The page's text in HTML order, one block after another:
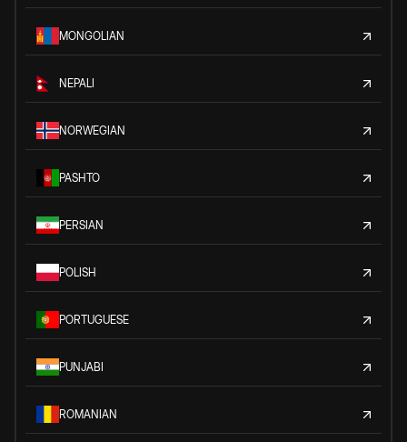
MONGOLIAN
NEPALI
NORWEGIAN
PASHTO
PERSIAN
POLISH
PORTUGUESE
PUNJABI
ROMANIAN